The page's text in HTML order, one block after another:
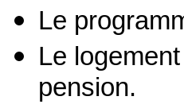
Le
Le
pension.